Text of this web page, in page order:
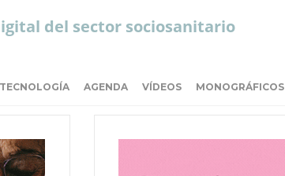
del sector sociosanitario
TECNOLOGÍA AGENDA VÍDEOS MONOGRÁFICOS